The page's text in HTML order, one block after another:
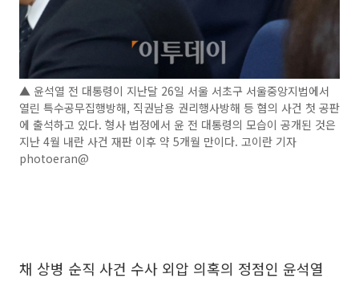
▲ 윤석열 전 대통령이 지난달 26일 서울 서초구 서울중앙지법에서
열린 특수공무집행방해, 직권남용 권리행사방해 등 혐의 사건 첫 공판
에 출석하고 있다. 형사 법정에서 윤 전 대통령의 모습이 공개된 것은
지난 4월 내란 사건 재판 이후 약 5개월 만이다. 고이란 기자
photoeran@
채 상병 순직 사건 수사 외압 의혹의 정점인 윤석열